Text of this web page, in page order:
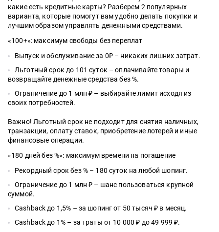
какие есть кредитные карты? Разберем 2 популярных
варианта, которые помогут вам удобно делать покупки и
лучшим образом управлять денежными средствами.
«100+»: максимум свободы без переплат
Выпуск и обслуживание за 0₽ – никаких лишних затрат.
Льготный срок до 101 суток – оплачивайте товары и
возвращайте денежные средства без %.
Ограничение до 1 млн ₽ – выбирайте лимит исходя из
своих потребностей.
Важно! Льготный срок не подходит для снятия наличных,
транзакции, оплату ставок, приобретение лотерей и иные
финансовые операции.
«180 дней без %»: максимум времени на погашение
Рекордный срок без % – 180 суток на любой шопинг.
Ограничение до 1 млн ₽ – шанс пользоваться крупной
суммой.
Cashback до 1,5% – за шопинг от 50 тысяч ₽ в месяц.
Cashback до 1% – за траты от 10 000 ₽ до 49 999 ₽.